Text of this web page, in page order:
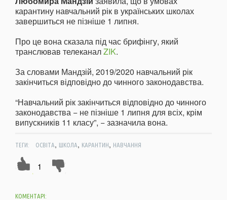
карантину навчальний рік в українських школах
завершиться не пізніше 1 липня.
Про це вона сказала під час брифінгу, який
транслював телеканалZIK.
За словами Мандзій, 2019/2020 навчальний рік
закінчиться відповідно до чинного законодавства.
“Навчальний рік закінчиться відповідно до чинного
законодавства − не пізніше 1 липня для всіх, крім
випускників 11 класу”, − зазначила вона.
ТЕГИ: ОСВІТА, ШКОЛА, КАРАНТИН, НАВЧАННЯ
1
КОМЕНТАРІ: